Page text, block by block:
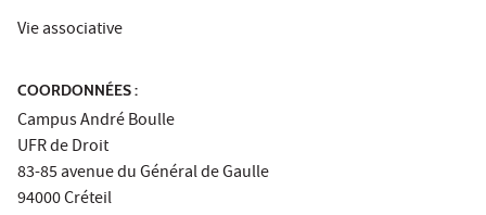
Vie associative
COORDONNÉES :
Campus André Boulle
UFR de Droit
83-85 avenue du Général de Gaulle
94000 Créteil